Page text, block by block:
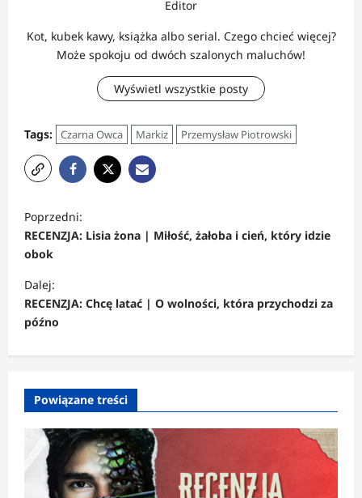
Editor
Kot, kubek kawy, książka albo serial. Czego chcieć więcej?
Może spokoju od dwóch szalonych maluchów!
Wyświetl wszystkie posty
Tags: Czarna Owca Markiz Przemysław Piotrowski
o
b
a
c
z
w
i
Poprzedni:
RECENZJA: Lisia żona | Miłość, żałoba i cień, który idzie
obok
Dalej:
RECENZJA: Chcę latać | O wolności, która przychodzi za
późno
Powiązane treści